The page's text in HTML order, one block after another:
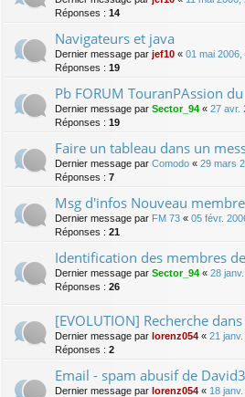
Réponses : 14
Navigateurs et java
Dernier message par jef10 « 01 mai 2006,
Réponses : 19
Pb FORUM TouranPAssion
Dernier message par Sector_94 « 27 avr.
Réponses : 19
Faire un tableau dans un
Dernier message par Comodo « 29 mars
Réponses : 7
Msg d'infos Nouveau
Dernier message par FM 73 « 05 févr.
Réponses : 21
Identification des membres
Dernier message par Sector_94 « 28
Réponses : 26
[EVOLUTION] Recherche
Dernier message par lorenz054 « 21
Réponses : 2
Email - spam abusif de
Dernier message par lorenz054 « 18